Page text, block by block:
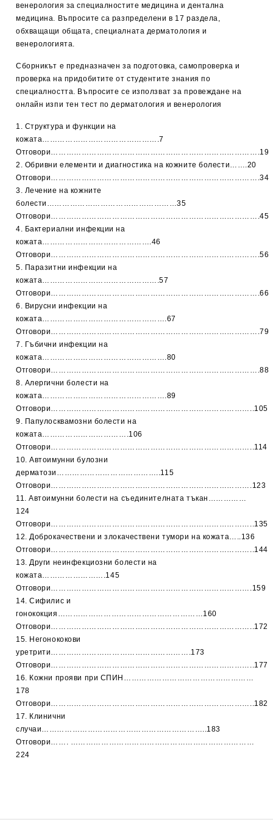
венерология за специалностите медицина и дентална
медицина. Въпросите са разпределени в 17 раздела,
обхващащи общата, специалната дерматология и
венерологията.
Сборникът е предназначен за подготовка, самопроверка и
проверка на придобитите от студентите знания по
специалността. Въпросите се използват за провеждане на
онлайн изпи тен тест по дерматология и венерология
1. Структура и функции на
кожата……………………………………….7
Отговори……………………………………………………………………….19
2. Обривни елементи и диагностика на кожните болести…….20
Отговори……………………………………………………………………….34
3. Лечение на кожните
болести……………………………………………35
Отговори……………………………………………………………………….45
4. Бактериални инфекции на
кожата…………………………………….46
Отговори……………………………………………………………………….56
5. Паразитни инфекции на
кожата……………………………………….57
Отговори……………………………………………………………………….66
6. Вирусни инфекции на
кожата………………………………………….67
Отговори……………………………………………………………………….79
7. Гъбични инфекции на
кожата………………………………………….80
Отговори……………………………………………………………………….88
8. Алергични болести на
кожата………………………………………….89
Отговори……………………………………………………………………..105
9. Папулосквамозни болести на
кожата…………………………….106
Отговори……………………………………………………………………..114
10. Автоимунни булозни
дерматози…………………………………..115
Отговори…………………………………………………………………….123
11. Автоимунни болести на съединителната тъкан……………
124
Отговори……………………………………………………………………..135
12. Доброкачествени и злокачествени тумори на кожата…..136
Отговори……………………………………………………………………..144
13. Други неинфекциозни болести на
кожата…………………….145
Отговори…………………………………………………………………….159
14. Сифилис и
гонококция…………………………………………………160
Отговори……………………………………………………………………..172
15. Негонококови
уретрити……………………………………………….173
Отговори……………………………………………………………………..177
16. Кожни прояви при СПИН……………………………………………
178
Отговори……………………………………………………………………..182
17. Клинични
случаи………………………………………………………..183
Отговори……. ………………………………………………………………
224